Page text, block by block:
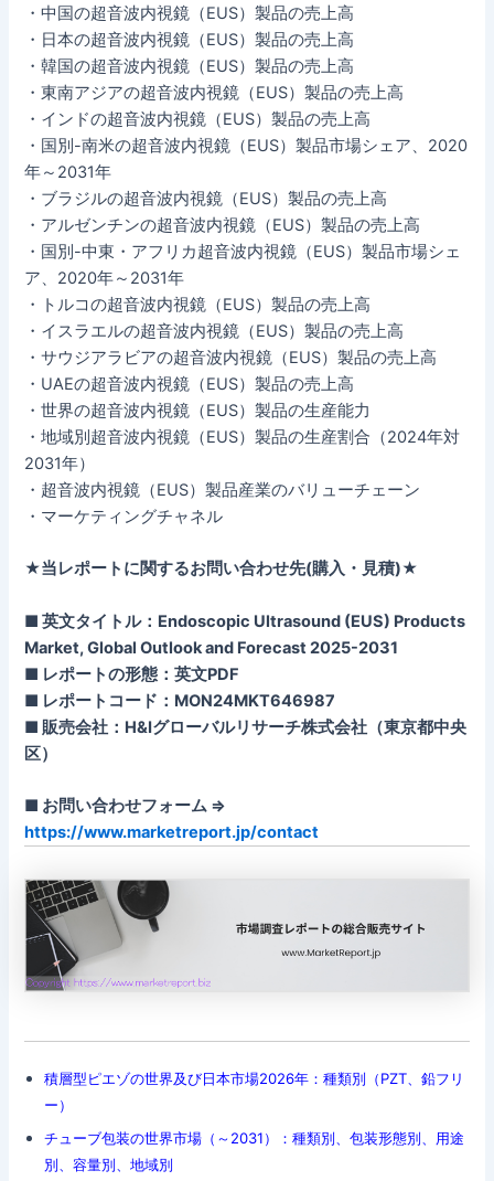
・中国の超音波内視鏡（EUS）製品の売上高
・日本の超音波内視鏡（EUS）製品の売上高
・韓国の超音波内視鏡（EUS）製品の売上高
・東南アジアの超音波内視鏡（EUS）製品の売上高
・インドの超音波内視鏡（EUS）製品の売上高
・国別-南米の超音波内視鏡（EUS）製品市場シェア、2020
年～2031年
・ブラジルの超音波内視鏡（EUS）製品の売上高
・アルゼンチンの超音波内視鏡（EUS）製品の売上高
・国別-中東・アフリカ超音波内視鏡（EUS）製品市場シェ
ア、2020年～2031年
・トルコの超音波内視鏡（EUS）製品の売上高
・イスラエルの超音波内視鏡（EUS）製品の売上高
・サウジアラビアの超音波内視鏡（EUS）製品の売上高
・UAEの超音波内視鏡（EUS）製品の売上高
・世界の超音波内視鏡（EUS）製品の生産能力
・地域別超音波内視鏡（EUS）製品の生産割合（2024年対
2031年）
・超音波内視鏡（EUS）製品産業のバリューチェーン
・マーケティングチャネル
★当レポートに関するお問い合わせ先(購入・見積)★
■ 英文タイトル：Endoscopic Ultrasound (EUS) Products
Market, Global Outlook and Forecast 2025-2031
■ レポートの形態：英文PDF
■ レポートコード：MON24MKT646987
■ 販売会社：H&Iグローバルリサーチ株式会社（東京都中央
区）
■ お問い合わせフォーム ⇒
https://www.marketreport.jp/contact
積層型ピエゾの世界及び日本市場2026年：種類別（PZT、鉛フリ
ー）
チューブ包装の世界市場（～2031）：種類別、包装形態別、用途
別、容量別、地域別